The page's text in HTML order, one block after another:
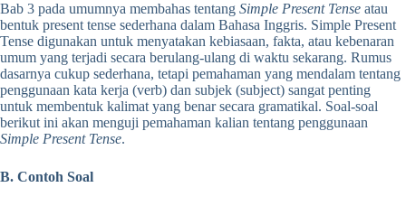
Bab 3 pada umumnya membahas tentang Simple Present Tense atau
bentuk present tense sederhana dalam Bahasa Inggris. Simple Present
Tense digunakan untuk menyatakan kebiasaan, fakta, atau kebenaran
umum yang terjadi secara berulang-ulang di waktu sekarang. Rumus
dasarnya cukup sederhana, tetapi pemahaman yang mendalam tentang
penggunaan kata kerja (verb) dan subjek (subject) sangat penting
untuk membentuk kalimat yang benar secara gramatikal. Soal-soal
berikut ini akan menguji pemahaman kalian tentang penggunaan
Simple Present Tense.
B. Contoh Soal